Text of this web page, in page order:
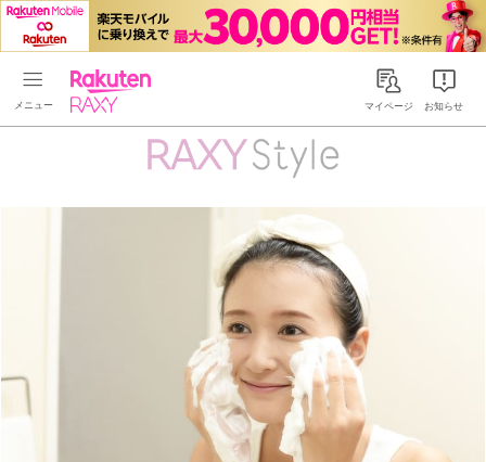
Rakuten RAXYマイページ お知らせ